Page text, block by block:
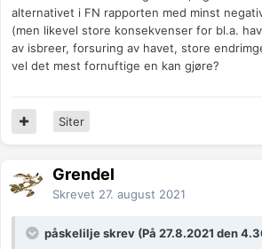
2562/hadia-tajik-med-nye-klimalofter-for-
5-grader
alternativet i FN rapporten med minst
(men likevel store konsekvenser for bl.a.
av isbreer, forsuring av havet, store
vel det mest fornuftige en kan gjøre?
Siter
Grendel
Skrevet 27. august 2021
påskelilje skrev (På 27.8.2021 den